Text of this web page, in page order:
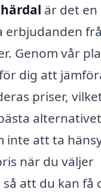
är det
erbjudanden
Genom vår
dig att
priser,
inte att ta
när du väljer
att du kan få